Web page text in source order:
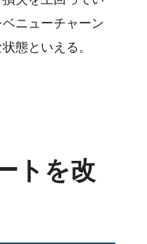
ニューチャーン
態といえる。
トを改